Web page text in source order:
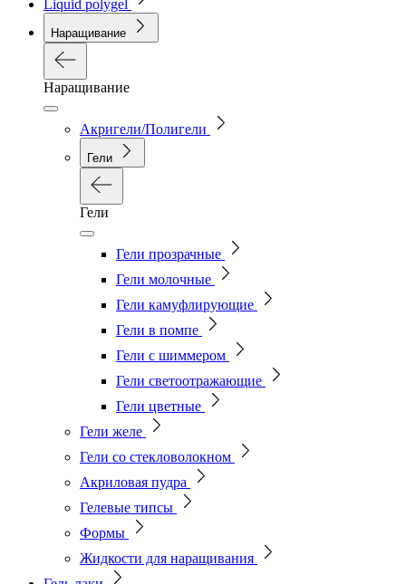
Liquid polygel
Наращивание
Наращивание
Акригели/Полигели
Гели
Гели
Гели прозрачные
Гели молочные
Гели камуфлирующие
Гели в помпе
Гели с шиммером
Гели светоотражающие
Гели цветные
Гели желе
Гели со стекловолокном
Акриловая пудра
Гелевые типсы
Формы
Жидкости для наращивания